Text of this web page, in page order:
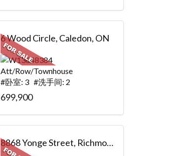
6 Wood Circle, Caledon, ON
Att/Row/Townhouse
#卧室: 3 #洗手间: 2
699,900
8868 Yonge Street, Richmond Hill, ON